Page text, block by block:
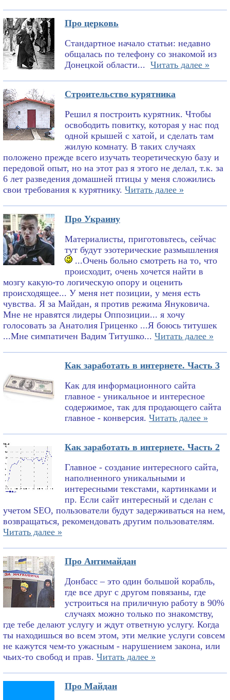
Про церковь
Стандартное начало статьи: недавно
общалась по телефону со знакомой из
Донецкой области... Читать далее »
Строительство курятника
Решил я построить курятник. Чтобы
освободить повитку, которая у нас под
одной крышей с хатой, и сделать там
жилую комнату. В таких случаях
положено прежде всего изучать теоретическую базу и
передовой опыт, но на этот раз я этого не делал, т.к. за
6 лет разведения домашней птицы у меня сложились
свои требования к курятнику. Читать далее »
Про Украину
Материалисты, приготовьтесь, сейчас
тут будут эзотерические размышления
...Очень больно смотреть на то, что
происходит, очень хочется найти в
мозгу какую-то логическую опору и оценить
происходящее... У меня нет позиции, у меня есть
чувства. Я за Майдан, я против режима Януковича.
Мне не нравятся лидеры Оппозиции... я хочу
голосовать за Анатолия Гриценко ...Я боюсь титушек
...Мне симпатичен Вадим Титушко... Читать далее »
Как заработать в интернете. Часть 3
Как для информационного сайта
главное - уникальное и интересное
содержимое, так для продающего сайта
главное - конверсия. Читать далее »
Как заработать в интернете. Часть 2
Главное - создание интересного сайта,
наполненного уникальными и
интересными текстами, картинками и
пр. Если сайт интересный и сделан с
учетом SEO, пользователи будут задерживаться на нем,
возвращаться, рекомендовать другим пользователям.
Читать далее »
Про Антимайдан
Донбасс – это один большой корабль,
где все друг с другом повязаны, где
устроиться на приличную работу в 90%
случаях можно только по знакомству,
где тебе делают услугу и ждут ответную услугу. Когда
ты находишься во всем этом, эти мелкие услуги совсем
не кажутся чем-то ужасным - нарушением закона, или
чьих-то свобод и прав. Читать далее »
Про Майдан